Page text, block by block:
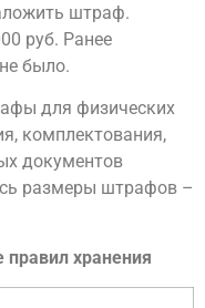
штраф.
руб. Ранее
было.
для физических
комплектования,
документов
размеры штрафов –
хранения